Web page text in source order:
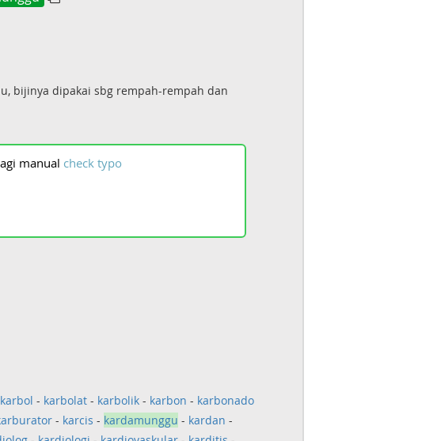
bijinya dipakai sbg rempah-rempah dan
manual check typo
karbol - karbolat- karbolik- karbon - karbonado
- karcis - kardamunggu - kardan -